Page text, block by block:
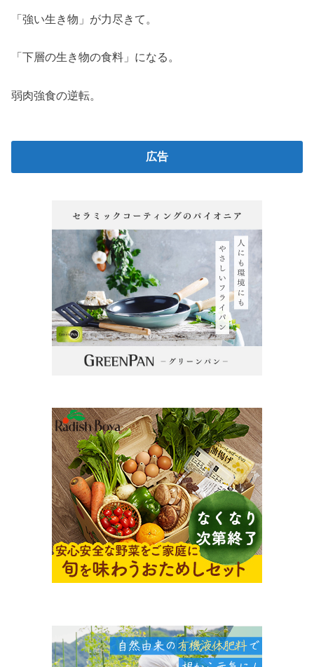
「強い生き物」が力尽きて。
「下層の生き物の食料」になる。
弱肉強食の逆転。
広告